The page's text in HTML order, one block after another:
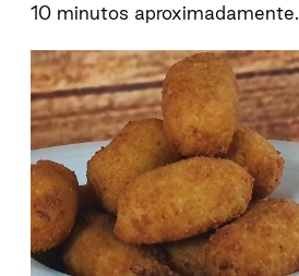
10 minutos aproximadamente.